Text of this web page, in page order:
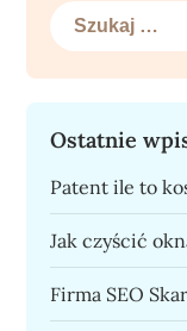
Szukaj:
Ostatnie
Patent ile to
Jak czyścić
Firma SEO